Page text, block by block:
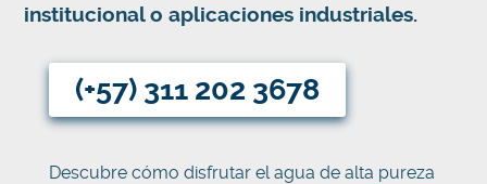
institucional o aplicaciones industriales.
(+57) 311 202 3678
Descubre cómo disfrutar el agua de alta pureza